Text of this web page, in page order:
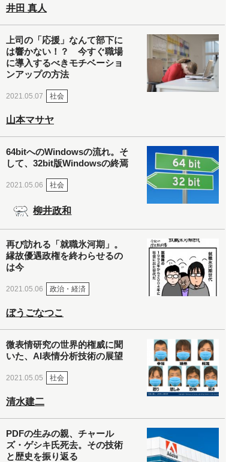
井田 真人
上司の「応援」なんて部下に
は響かない！？ 今すぐ職場
に導入するべきモチベーショ
ンアップの方法
2021.05.07 社会
山本マサヤ
64bitへのWindowsの流れ。そ
して、32bit版Windowsの終焉
2021.05.06 社会
柳井政和
再び訪れる「就職氷河期」。
縁故優遇政権を終わらせるの
は今
2021.05.06 政治・経済
ぼうごなつこ
微表情研究の世界的権威に聞
いた、AI表情分析技術の展望
2021.05.05 社会
清水建二
PDFの生みの親、チャール
ズ・ゲシキ氏死去。その技術
と歴史を振り返る